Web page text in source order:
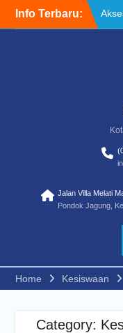
Info Terbaru:
Jalan Villa Melati
Pondok Jagung,
Home Kesiswaan
Category: